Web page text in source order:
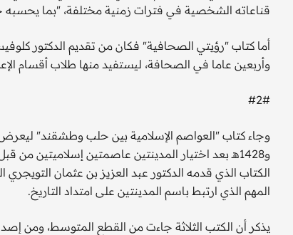
قناعاته الشخصية في فترات زمنية مختلفة، "بما
أما كتاب "رؤيتي الصحافية" فكان من تقديم الدكتور
وأربعين عاما في الصحافة، ليستفيد منها طلاب أقسام
#2#
و1428هـ بعد اختيار المدينتين عاصمتين إسلاميتين
الكتاب الذي قدمه الدكتور عبد العزيز بن عثمان التويجري
المهم الذي ارتبط باسم المدينتين على امتداد التاريخ.
يذكر أن الكتب الثلاثة جاءت من القطع المتوسط، ومن